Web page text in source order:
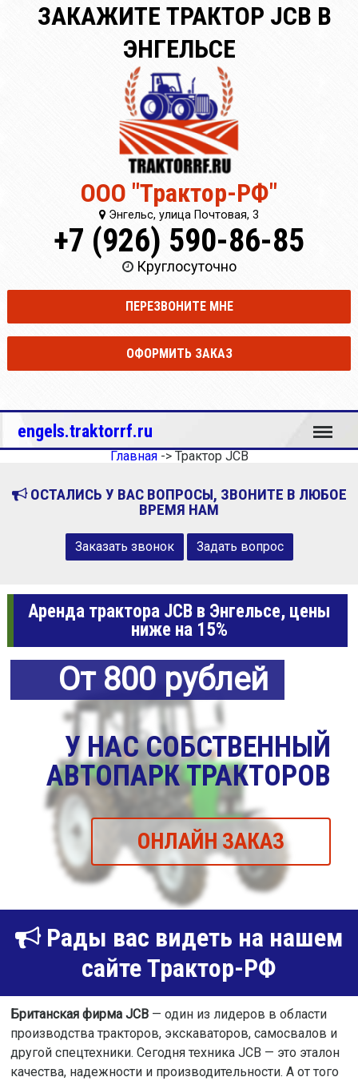
ЗАКАЖИТЕ ТРАКТОР JCB В
ЭНГЕЛЬСЕ
ООО "Трактор-РФ"
Энгельс, улица Почтовая, 3
+7 (926) 590-86-85
Круглосуточно
ПЕРЕЗВОНИТЕ МНЕ
ОФОРМИТЬ ЗАКАЗ
engels.traktorrf.ru Меню
Главная-> Трактор JCB
ОСТАЛИСЬ У ВАС ВОПРОСЫ, ЗВОНИТЕ В ЛЮБОЕ
ВРЕМЯ НАМ
Заказать звонок Задать вопрос
Аренда трактора JCB в Энгельсе, цены
ниже на 15%
От 800 рублей
У НАС СОБСТВЕННЫЙ
АВТОПАРК ТРАКТОРОВ
ОНЛАЙН ЗАКАЗ
Рады вас видеть на нашем
сайте Трактор-РФ
Британская фирма JCB— один из лидеров в области
производства тракторов, экскаваторов, самосвалов и
другой спецтехники. Сегодня техника JCB — это эталон
качества, надежности и производительности. А от того